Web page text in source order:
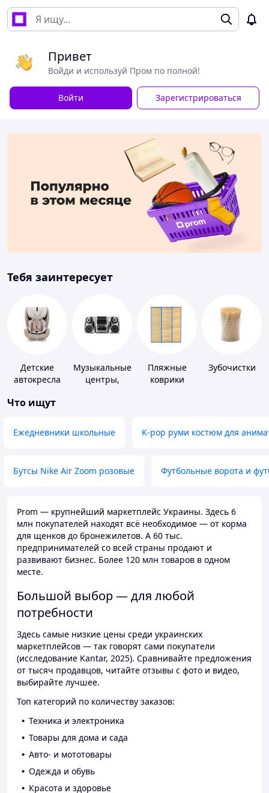
Привет
Войди и используй Пром по полной!
Войти Зарегистрироваться
Тебя заинтересует
Детские
автокресла
Музыкальные
центры,
Пляжные
коврики
Зубочистки
Что ищут
Ежедневники школьные K-pop руми костюм для
Бутсы Nike Air Zoom розовые Футбольные ворота и
Prom — крупнейший маркетплейс Украины. Здесь 6
млн покупателей находят всё необходимое — от корма
для щенков до бронежилетов. А 60 тыс.
предпринимателей со всей страны продают и
развивают бизнес. Более 120 млн товаров в одном
месте.
Большой выбор — для любой
потребности
Здесь самые низкие цены среди украинских
маркетплейсов — так говорят сами покупатели
(исследование Kantar, 2025). Сравнивайте предложения
от тысяч продавцов, читайте отзывы с фото и видео,
выбирайте лучшее.
Топ категорий по количеству заказов:
Техника и электроника
Товары для дома и сада
Авто- и мототовары
Одежда и обувь
Красота и здоровье